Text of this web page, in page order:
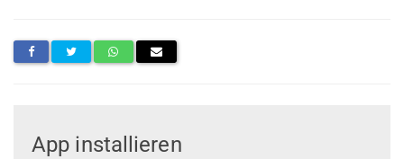
App installieren